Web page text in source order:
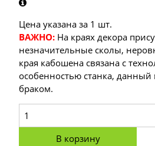
Цена указана за 1 шт.
ВАЖНО: На краях декора
незначительные сколы,
края кабошена связана с
особенностью станка, данный
браком.
В корзину